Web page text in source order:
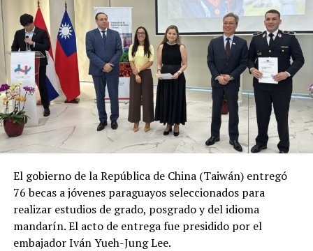
Las autoridades continúan con las investigaciones y
operativos para dar con el paradero de los restantes
fugados.
TEMAS RELACIONADOS:
JUSTICIA INTERVIENE PENAL REGIONAL DE MINGA GUAZÚ Y
DESTITUYE AL DIRECTOR TRAS FUGA
PORTADA
ARRIBA SIGUIENTE
Se excluye temporalmente el picadito de carne de cerdo
del menú de Hambre Cero
NO SE PIERDA
El CERT-PY realiza investigación activa de presunta
venta de datos de ciudadanos paraguayos
El gobierno de la República de China (Taiwán) entregó
76 becas a jóvenes paraguayos seleccionados para
realizar estudios de grado, posgrado y del idioma
mandarín. El acto de entrega fue presidido por el
embajador Iván Yueh-Jung Lee.